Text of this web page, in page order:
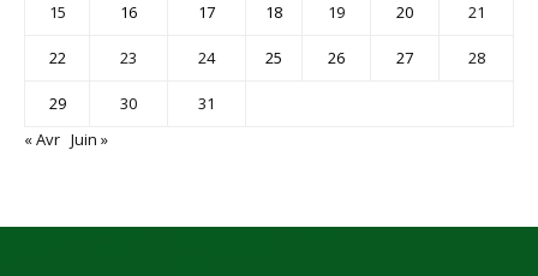
15 16 17 18 19 20 21
22 23 24 25 26 27 28
29 30
31
« Avr Juin »